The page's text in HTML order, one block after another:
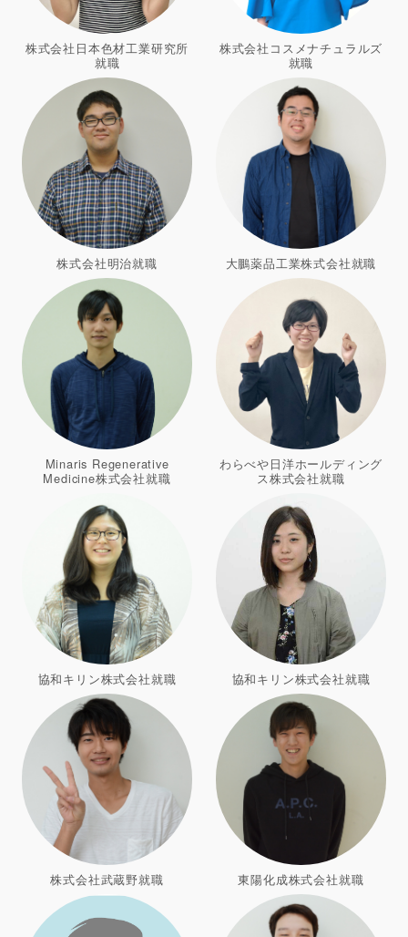
株式会社日本色材工業研究所
就職
株式会社コスメナチュラルズ
就職
株式会社明治就職 大鵬薬品工業株式会社就職
Minaris Regenerative
Medicine株式会社就職
わらべや日洋ホールディング
ス株式会社就職
協和キリン株式会社就職 協和キリン株式会社就職
株式会社武蔵野就職 東陽化成株式会社就職